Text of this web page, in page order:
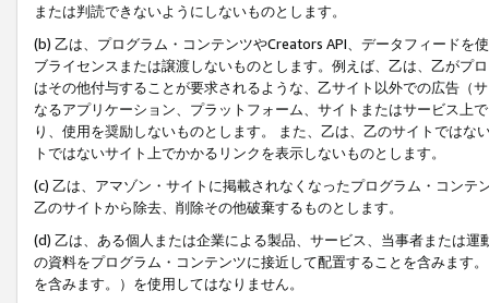
または判読できないようにしないものとします。
(b) 乙は、プログラム・コンテンツやCreators API、データフィード
ブライセンスまたは譲渡しないものとします。例えば、乙は、乙がプ
はその他付与することが要求されるような、乙サイト以外での広告（
なるアプリケーション、プラットフォーム、サイトまたはサービス上
り、使用を奨励しないものとします。 また、乙は、乙のサイトでは
トではないサイト上でかかるリンクを表示しないものとします。
(c) 乙は、アマゾン・サイトに掲載されなくなったプログラム・コン
乙のサイトから除去、削除その他破棄するものとします。
(d) 乙は、ある個人または企業による製品、サービス、当事者または
の資料をプログラム・コンテンツに接近して配置することを含みます
を含みます。）を使用してはなりません。